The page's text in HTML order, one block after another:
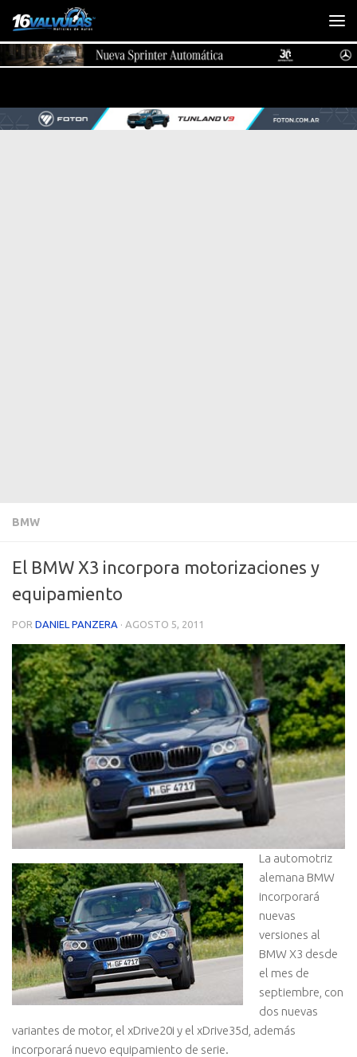
Saltar al contenido
BMW
El BMW X3 incorpora motorizaciones y
equipamiento
POR DANIEL PANZERA · AGOSTO 5, 2011
La automotriz
alemana BMW
incorporará
nuevas
versiones al
BMW X3 desde
el mes de
septiembre, con
dos nuevas
variantes de motor, el xDrive20i y el xDrive35d, además
incorporará nuevo equipamiento de serie.